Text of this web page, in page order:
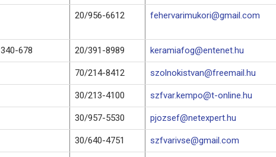
20/956-6612 fehervarimukori@gmail.com
340-678 20/391-8989 keramiafog@entenet.hu
70/214-8412 szolnokistvan@freemail.hu
30/213-4100 szfvar.kempo@t-online.hu
30/957-5530 pjozsef@netexpert.hu
30/640-4751 szfvarivse@gmail.com